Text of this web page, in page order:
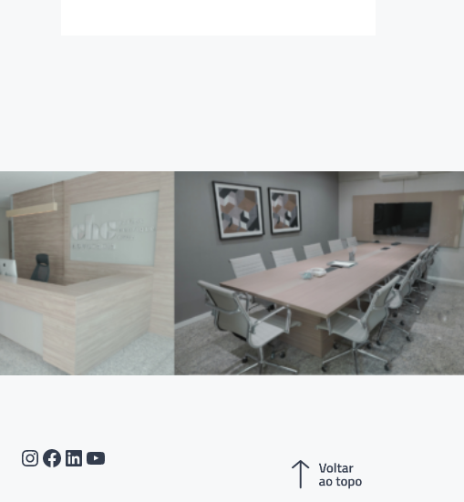
Instagram
Facebook
LinkedIn
Youtube